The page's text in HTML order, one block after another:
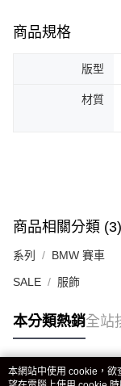
商品規格
版型
材質
商品相關分類 (3)
系列 BMW 賽車
SALE 服飾
本分類熱銷全站
本網站中使用 cookie，欲